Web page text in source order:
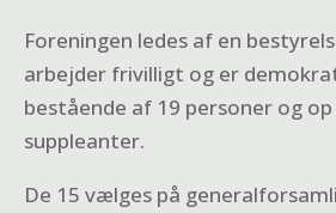
Foreningen ledes af en
arbejder frivilligt og er
bestående af 19 personer og
suppleanter.
De 15 vælges på